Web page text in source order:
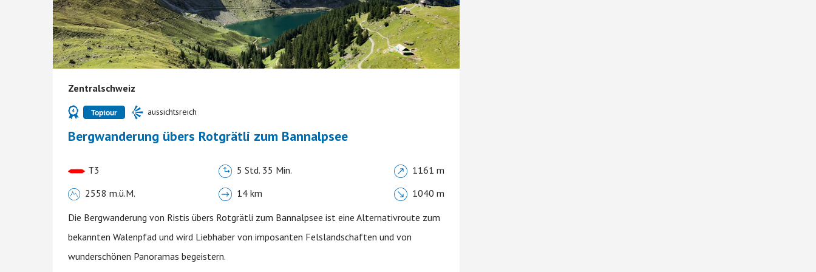
Zentralschweiz
Toptour aussichtsreich
Bergwanderung übers Rotgrätli zum Bannalpsee
T3 5 Std. 35 Min.
1161 m
2558 m.ü.M.
14 km
1040 m
Die Bergwanderung von Ristis übers Rotgrätli zum Bannalpsee ist eine Alternativroute zum
bekannten Walenpfad und wird Liebhaber von imposanten Felslandschaften und von
wunderschönen Panoramas begeistern.